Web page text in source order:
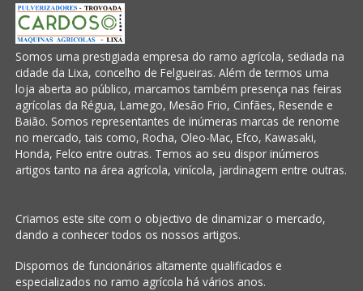
Somos uma prestigiada empresa do ramo agrícola, sediada na
cidade da Lixa, concelho de Felgueiras. Além de termos uma
loja aberta ao público, marcamos também presença nas feiras
agrícolas da Régua, Lamego, Mesão Frio, Cinfães, Resende e
Baião. Somos representantes de inúmeras marcas de renome
no mercado, tais como, Rocha, Oleo-Mac, Efco, Kawasaki,
Honda, Felco entre outras. Temos ao seu dispor inúmeros
artigos tanto na área agrícola, vinícola, jardinagem entre outras.
Criamos este site com o objectivo de dinamizar o mercado,
dando a conhecer todos os nossos artigos.
Dispomos de funcionários altamente qualificados e
especializados no ramo agrícola há vários anos.